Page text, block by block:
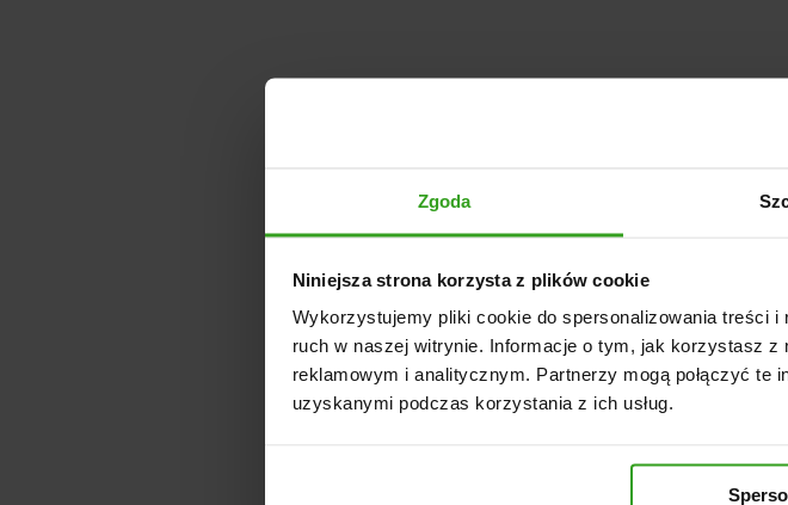
Zgoda
Niniejsza strona korzysta z plików cookie
Wykorzystujemy pliki cookie do spersonalizowania treści
ruch w naszej witrynie. Informacje o tym, jak korzystasz
reklamowym i analitycznym. Partnerzy mogą połączyć te
uzyskanymi podczas korzystania z ich usług.